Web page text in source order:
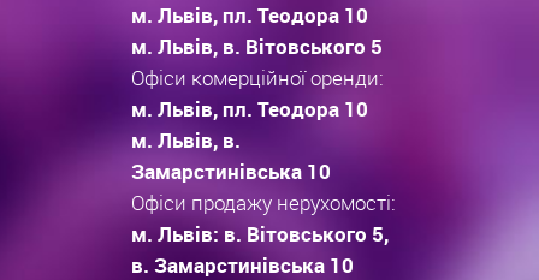
м. Львів, пл. Теодора 10
м. Львів, в. Вітовського 5
Офіси комерційної оренди:
м. Львів, пл. Теодора 10
м. Львів, в.
Замарстинівська 10
Офіси продажу нерухомості:
м. Львів: в. Вітовського 5,
в. Замарстинівська 10